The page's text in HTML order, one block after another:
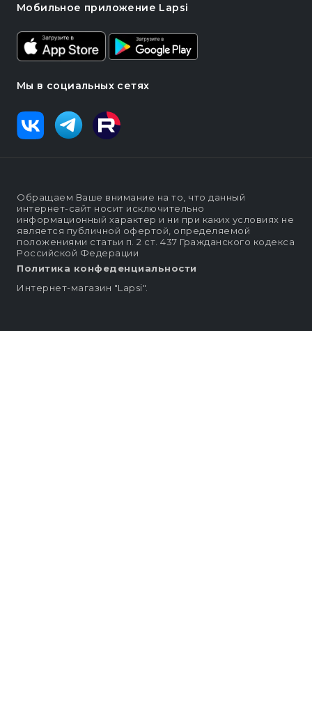
Мобильное приложение Lapsi
Мы в социальных сетях
Обращаем Ваше внимание на то, что данный
интернет-сайт носит исключительно
информационный характер и ни при каких условиях не
является публичной офертой, определяемой
положениями статьи п. 2 ст. 437 Гражданского кодекса
Российской Федерации
Политика конфеденциальности
Интернет-магазин "Lapsi".